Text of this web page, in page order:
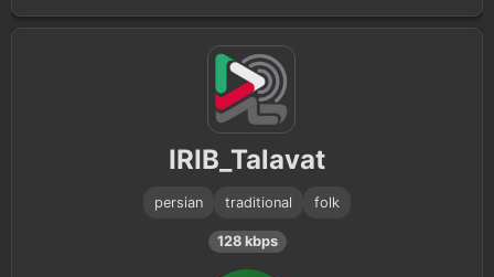
IRIB_Talavat
persian traditional folk
128 kbps